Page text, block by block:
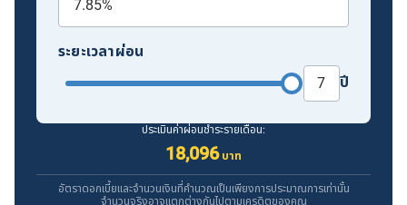
ระยะเวลาผ่อน
ปี
ประเมินค่าผ่อนชำระรายเดือน:
18,096 บาท
อัตราดอกเบี้ยและจำนวนเงินที่คำนวณเป็นเพียงการประมาณการเท่านั้น
จำนวนจริงอาจแตกต่างกันไปตามเครดิตของคุณ